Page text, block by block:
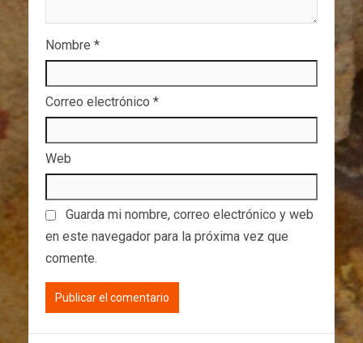
Nombre *
Correo electrónico *
Web
Guarda mi nombre, correo electrónico y web
en este navegador para la próxima vez que
comente.